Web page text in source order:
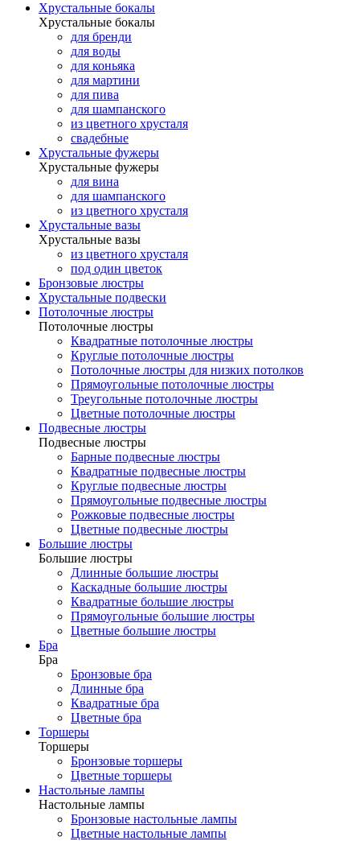
Хрустальные бокалы
Хрустальные бокалы
для бренди
для воды
для коньяка
для мартини
для пива
для шампанского
из цветного хрусталя
свадебные
Хрустальные фужеры
Хрустальные фужеры
для вина
для шампанского
из цветного хрусталя
Хрустальные вазы
Хрустальные вазы
из цветного хрусталя
под один цветок
Бронзовые люстры
Хрустальные подвески
Потолочные люстры
Потолочные люстры
Квадратные потолочные люстры
Круглые потолочные люстры
Потолочные люстры для низких потолков
Прямоугольные потолочные люстры
Треугольные потолочные люстры
Цветные потолочные люстры
Подвесные люстры
Подвесные люстры
Барные подвесные люстры
Квадратные подвесные люстры
Круглые подвесные люстры
Прямоугольные подвесные люстры
Рожковые подвесные люстры
Цветные подвесные люстры
Большие люстры
Большие люстры
Длинные большие люстры
Каскадные большие люстры
Квадратные большие люстры
Прямоугольные большие люстры
Цветные большие люстры
Бра
Бра
Бронзовые бра
Длинные бра
Квадратные бра
Цветные бра
Торшеры
Торшеры
Бронзовые торшеры
Цветные торшеры
Настольные лампы
Настольные лампы
Бронзовые настольные лампы
Цветные настольные лампы